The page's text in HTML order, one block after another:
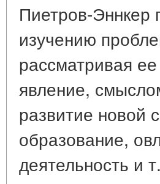
Пиетров-Эннкер
изучению
рассматривая
явление,
развитие новой
образование,
деятельность и